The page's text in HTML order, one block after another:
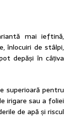
mai ieftină,
înlocuiri de stâlpi,
depăși în câțiva
superioară pentru
irigare sau a foliei
de apă și riscul